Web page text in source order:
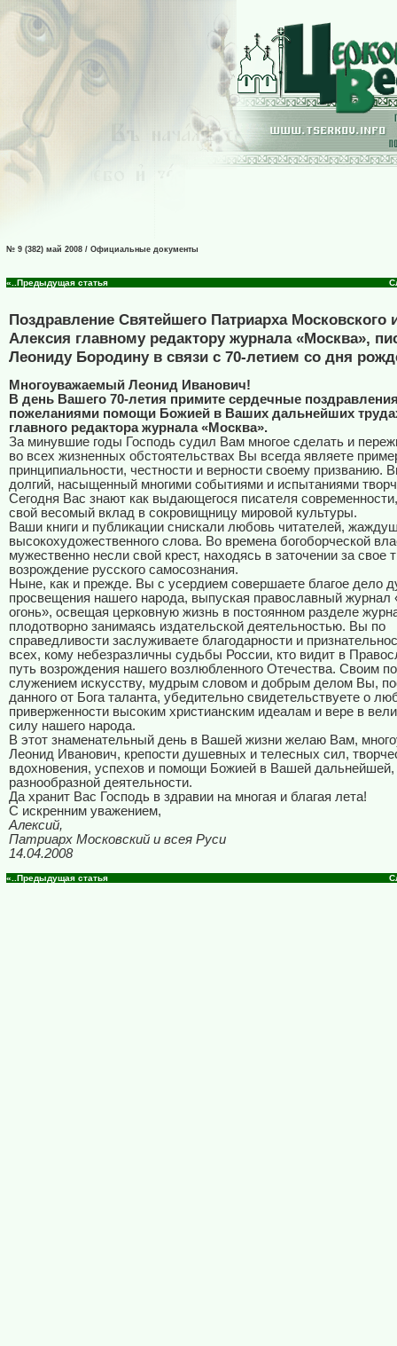
№ 9 (382) май 2008 / Официальные документы
«..Предыдущая статья
Поздравление Святейшего Патриарха Московского
Алексия главному редактору журнала «Москва»,
Леониду Бородину в связи с 70-летием со дня
Многоуважаемый Леонид Иванович!
В день Вашего 70-летия примите сердечные
пожеланиями помощи Божией в Ваших дальнейших
главного редактора журнала «Москва».
За минувшие годы Господь судил Вам многое сделать и
во всех жизненных обстоятельствах Вы всегда являете
принципиальности, честности и верности своему призванию.
долгий, насыщенный многими событиями и испытаниями
Сегодня Вас знают как выдающегося писателя
свой весомый вклад в сокровищницу мировой культуры.
Ваши книги и публикации снискали любовь читателей,
высокохудожественного слова. Во времена богоборческой
мужественно несли свой крест, находясь в заточении за свое
возрождение русского самосознания.
Ныне, как и прежде. Вы с усердием совершаете благое дело
просвещения нашего народа, выпуская православный журнал
огонь», освещая церковную жизнь в постоянном разделе
плодотворно занимаясь издательской деятельностью. Вы по
справедливости заслуживаете благодарности и
всех, кому небезразличны судьбы России, кто видит в
путь возрождения нашего возлюбленного Отечества. Своим
служением искусству, мудрым словом и добрым делом Вы,
данного от Бога таланта, убедительно свидетельствуете о
приверженности высоким христианским идеалам и вере в
силу нашего народа.
В этот знаменательный день в Вашей жизни желаю Вам,
Леонид Иванович, крепости душевных и телесных сил,
вдохновения, успехов и помощи Божией в Вашей дальнейшей,
разнообразной деятельности.
Да хранит Вас Господь в здравии на многая и благая лета!
С искренним уважением,
Алексий,
Патриарх Московский и всея Руси
14.04.2008
«..Предыдущая статья